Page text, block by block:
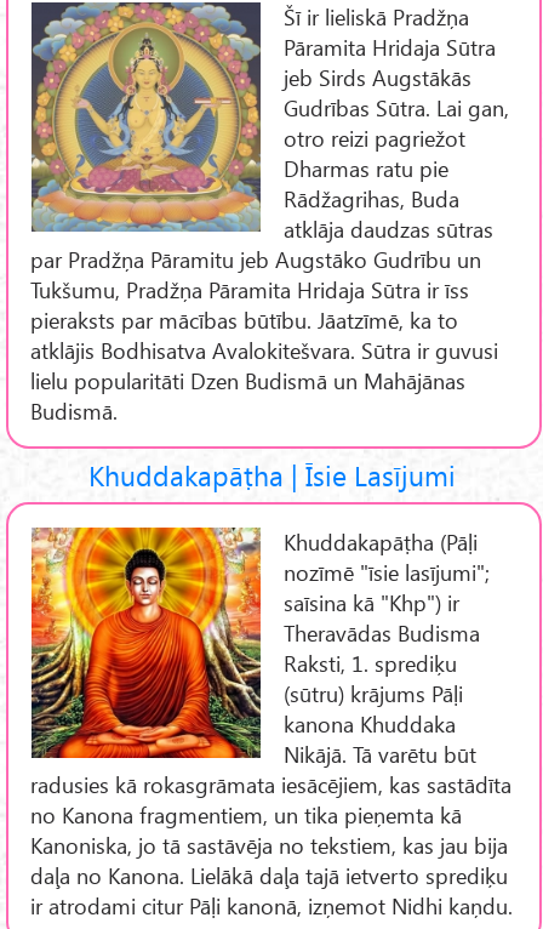
Šī ir lieliskā Pradžņa
Pāramita Hridaja Sūtra
jeb Sirds Augstākās
Gudrības Sūtra. Lai gan,
otro reizi pagriežot
Dharmas ratu pie
Rādžagrihas, Buda
atklāja daudzas sūtras
par Pradžņa Pāramitu jeb Augstāko Gudrību un
Tukšumu, Pradžņa Pāramita Hridaja Sūtra ir īss
pieraksts par mācības būtību. Jāatzīmē, ka to
atklājis Bodhisatva Avalokitešvara. Sūtra ir guvusi
lielu popularitāti Dzen Budismā un Mahājānas
Budismā.
Khuddakapāṭha | Īsie Lasījumi
Khuddakapāṭha (Pāḷi
nozīmē "īsie lasījumi";
saīsina kā "Khp") ir
Theravādas Budisma
Raksti, 1. sprediķu
(sūtru) krājums Pāḷi
kanona Khuddaka
Nikājā. Tā varētu būt
radusies kā rokasgrāmata iesācējiem, kas sastādīta
no Kanona fragmentiem, un tika pieņemta kā
Kanoniska, jo tā sastāvēja no tekstiem, kas jau bija
daļa no Kanona. Lielākā daļa tajā ietverto sprediķu
ir atrodami citur Pāḷi kanonā, izņemot Nidhi kaņdu.